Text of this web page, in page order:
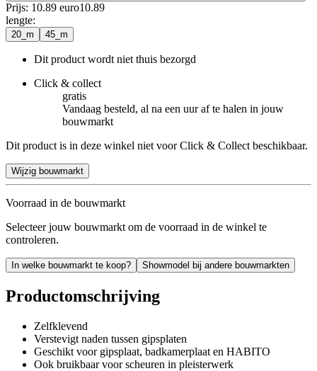
Prijs: 10.89 euro10.89
lengte:
20_m 45_m
Dit product wordt niet thuis bezorgd
Click & collect
gratis
Vandaag besteld, al na een uur af te halen in jouw
bouwmarkt
Dit product is in deze winkel niet voor Click & Collect beschikbaar.
Wijzig bouwmarkt
Voorraad in de bouwmarkt
Selecteer jouw bouwmarkt om de voorraad in de winkel te
controleren.
In welke bouwmarkt te koop? Showmodel bij andere bouwmarkten
Productomschrijving
Zelfklevend
Verstevigt naden tussen gipsplaten
Geschikt voor gipsplaat, badkamerplaat en HABITO
Ook bruikbaar voor scheuren in pleisterwerk